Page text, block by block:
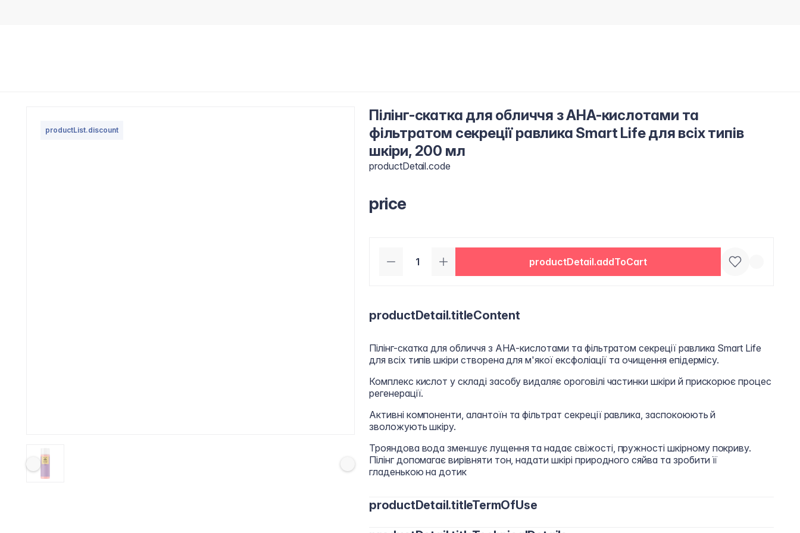
productList.discount
Пілінг-скатка для обличчя з АНА-кислотами та
фільтратом секреції равлика Smart Life для всіх типів
шкіри, 200 мл
productDetail.code
price
productDetail.addToCart
productDetail.titleContent
Пілінг-скатка для обличчя з АНА-кислотами та фільтратом секреції равлика Smart Life
для всіх типів шкіри створена для м'якої ексфоліації та очищення епідермісу.
Комплекс кислот у складі засобу видаляє ороговілі частинки шкіри й прискорює процес
регенерації.
Активні компоненти, алантоїн та фільтрат секреції равлика, заспокоюють й
зволожують шкіру.
Трояндова вода зменшує лущення та надає свіжості, пружності шкірному покриву.
Пілінг допомагає вирівняти тон, надати шкірі природного сяйва та зробити її
гладенькою на дотик
productDetail.titleTermOfUse